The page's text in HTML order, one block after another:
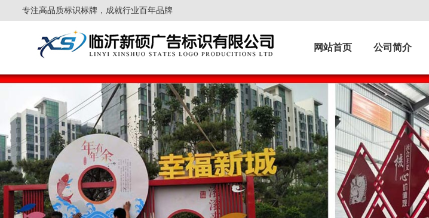
专注高品质标识标牌，成就行业百年品牌
网站首页 公司简介